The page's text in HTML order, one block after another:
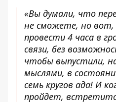
«Вы думали, что
не сможете, но вот,
провести 4 часа в
связи, без
чтобы выпустили,
мыслями, в
семь кругов ада! И
пройдет,